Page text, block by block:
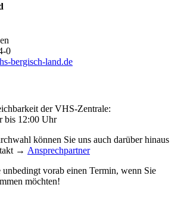
0
bergisch-land.de
der VHS-Zentrale:
bis 12:00 Uhr
können Sie uns auch darüber hinaus
→ Ansprechpartner
vorab einen Termin, wenn Sie
möchten!